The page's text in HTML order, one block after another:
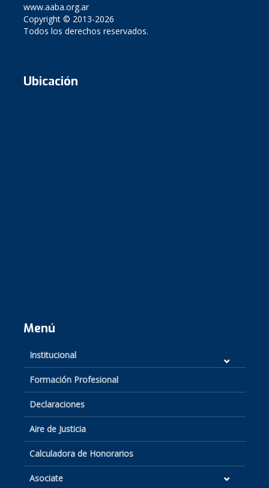
www.aaba.org.ar
Copyright © 2013-2026
Todos los derechos reservados.
Ubicación
Menú
Institucional
Formación Profesional
Declaraciones
Aire de Justicia
Calculadora de Honorarios
Asociate